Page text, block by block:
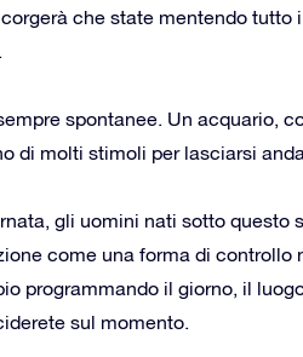
che state mentendo tutto
spontanee. Un acquario,
di molti stimoli per lasciarsi
gli uomini nati sotto questo
come una forma di controllo
programmando il giorno, il
sul momento.